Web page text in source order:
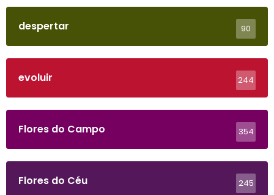
despertar 90
evoluir 244
Flores do Campo 354
Flores do Céu 245